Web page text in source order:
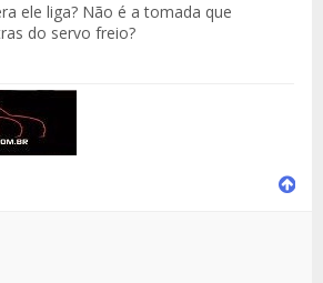
ele liga? Não é a tomada que
do servo freio?